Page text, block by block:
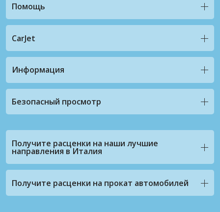
Помощь
CarJet
Информация
Безопасный просмотр
Получите расценки на наши лучшие
направления в Италия
Получите расценки на прокат автомобилей